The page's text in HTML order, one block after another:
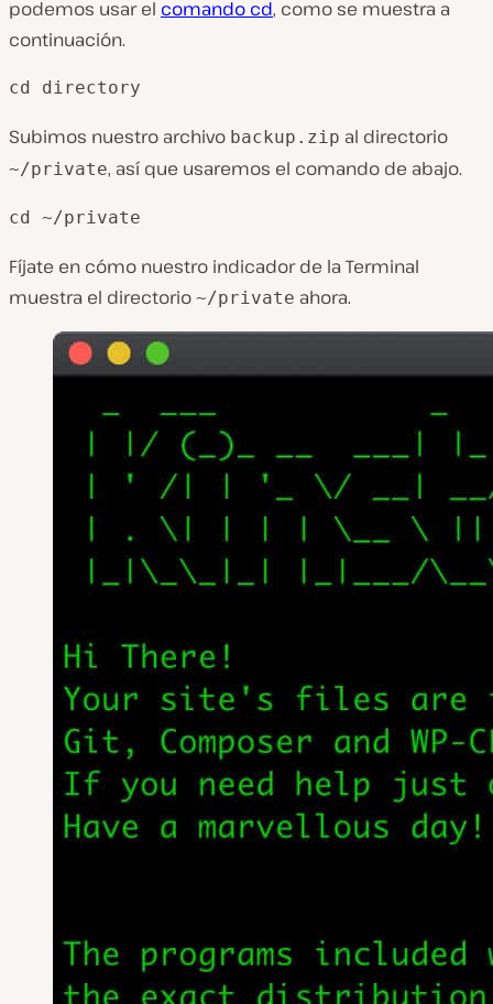
podemos usar el comando cd, como se muestra a
continuación.
cd directory
Subimos nuestro archivo backup.zip al directorio
~/private, así que usaremos el comando de abajo.
cd ~/private
Fíjate en cómo nuestro indicador de la Terminal
muestra el directorio ~/private ahora.